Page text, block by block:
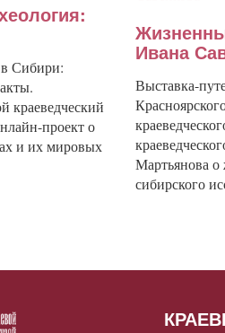
Сибири:
краеведческий
проект о
и их мировых
Ивана
Выставка-
Мартьянова
сибирского